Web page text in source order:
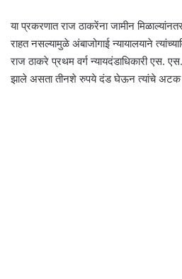
या प्रकरणात राज ठाकरेंना जामीन
राहत नसल्यामुळे अंबाजोगाई न्यायालयाने
राज ठाकरे प्रथम वर्ग न्यायदंडाधिकारी एस.
झाले असता तीनशे रुपये दंड घेऊन त्यांचे अटक